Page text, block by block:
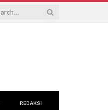
REDAKSI